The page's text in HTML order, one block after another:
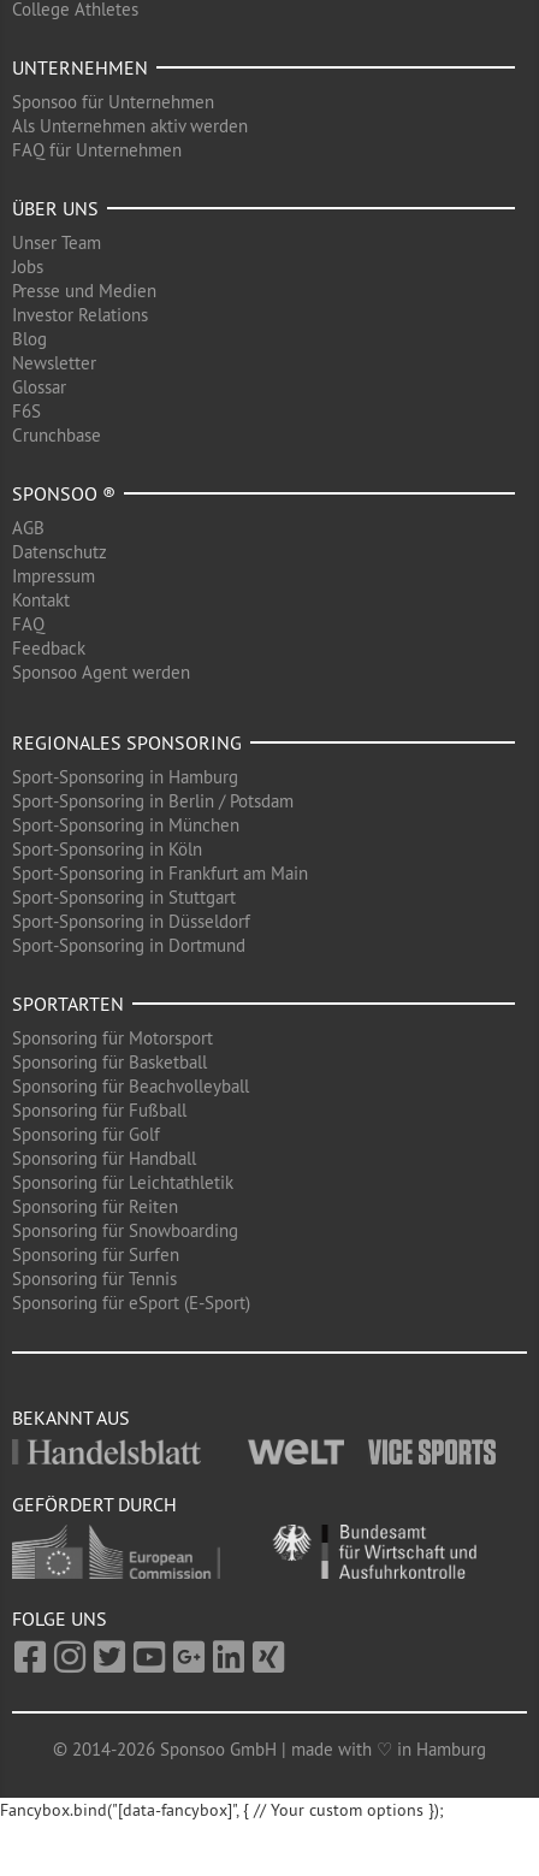
College Athletes
UNTERNEHMEN
Sponsoo für Unternehmen
Als Unternehmen aktiv werden
FAQ für Unternehmen
ÜBER UNS
Unser Team
Jobs
Presse und Medien
Investor Relations
Blog
Newsletter
Glossar
F6S
Crunchbase
SPONSOO ®
AGB
Datenschutz
Impressum
Kontakt
FAQ
Feedback
Sponsoo Agent werden
REGIONALES SPONSORING
Sport-Sponsoring in Hamburg
Sport-Sponsoring in Berlin / Potsdam
Sport-Sponsoring in München
Sport-Sponsoring in Köln
Sport-Sponsoring in Frankfurt am Main
Sport-Sponsoring in Stuttgart
Sport-Sponsoring in Düsseldorf
Sport-Sponsoring in Dortmund
SPORTARTEN
Sponsoring für Motorsport
Sponsoring für Basketball
Sponsoring für Beachvolleyball
Sponsoring für Fußball
Sponsoring für Golf
Sponsoring für Handball
Sponsoring für Leichtathletik
Sponsoring für Reiten
Sponsoring für Snowboarding
Sponsoring für Surfen
Sponsoring für Tennis
Sponsoring für eSport (E-Sport)
BEKANNT AUS
GEFÖRDERT DURCH
FOLGE UNS
© 2014-2026 Sponsoo GmbH | made with ♡ in Hamburg
Fancybox.bind("[data-fancybox]", { // Your custom options });